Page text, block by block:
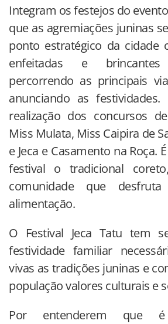
Integram os festejos do
que as agremiações juninas
ponto estratégico da cidade
enfeitadas e brincantes
percorrendo as principais
anunciando as
realização dos concursos
Miss Mulata, Miss Caipira de
e Jeca e Casamento na Roça.
festival o tradicional
comunidade que
alimentação.
O Festival Jeca Tatu tem
festividade familiar
vivas as tradições juninas e
população valores culturais e
Por entenderem que